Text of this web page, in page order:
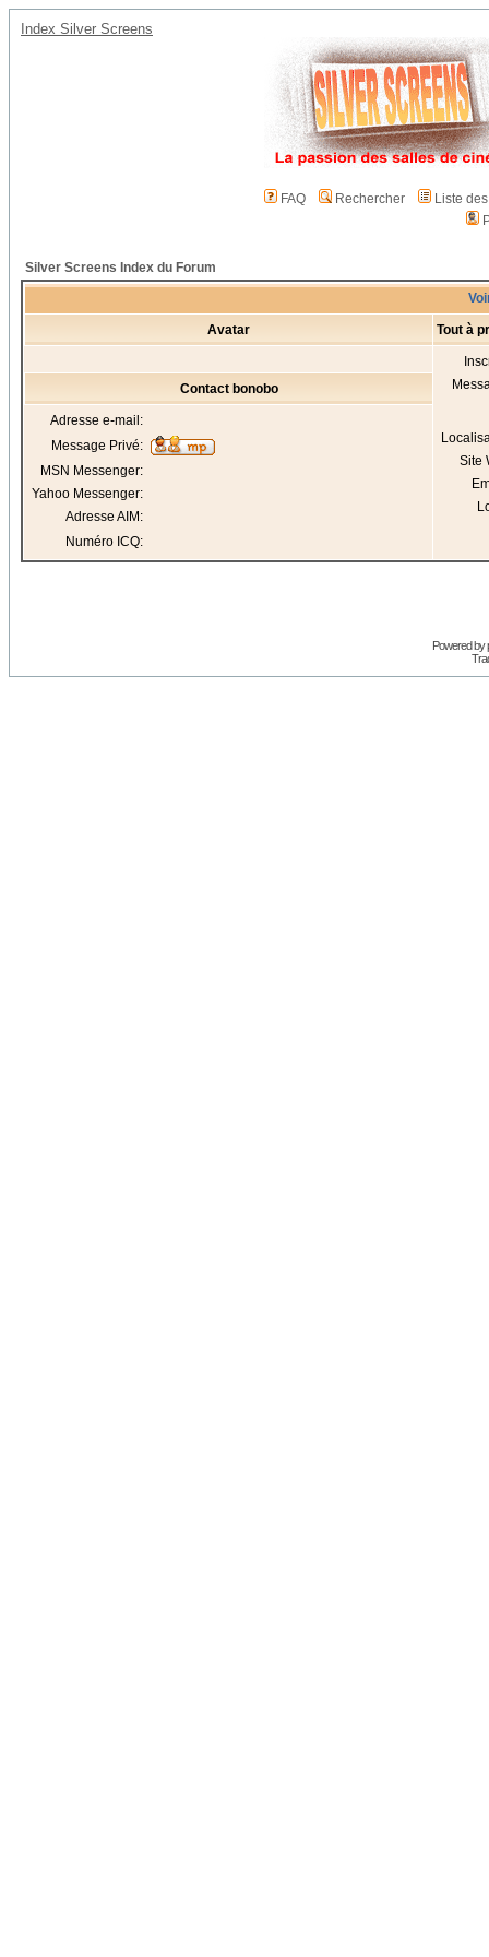
Index Silver Screens
FAQ Rechercher
Liste
Silver Screens Index du Forum
Avatar Tout à
Site
Contact bonobo
Adresse e-mail:
Message Privé:
MSN Messenger:
Yahoo Messenger:
Adresse AIM:
Numéro ICQ:
Powered by